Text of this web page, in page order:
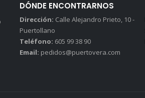
DÓNDE ENCONTRARNOS
Dirección: Calle Alejandro Prieto, 10 -
Puertollano
Teléfono: 605 99 38 90
Email: pedidos@puertovera.com